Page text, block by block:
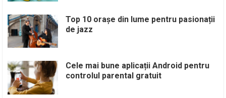
Top 10 orașe din lume pentru pasionații
de jazz
Cele mai bune aplicații Android pentru
controlul parental gratuit